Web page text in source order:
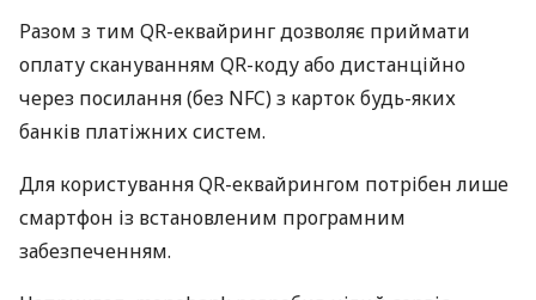
Разом з тим QR-еквайринг дозволяє приймати
оплату скануванням QR-коду або дистанційно
через посилання (без NFC) з карток будь-яких
банків платіжних систем.
Для користування QR-еквайрингом потрібен лише
смартфон із встановленим програмним
забезпеченням.